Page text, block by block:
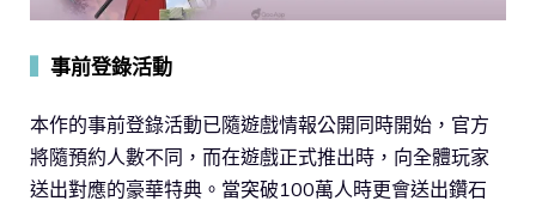
事前登錄活動
本作的事前登錄活動已隨遊戲情報公開同時開始，官方
將隨預約人數不同，而在遊戲正式推出時，向全體玩家
送出對應的豪華特典。當突破100萬人時更會送出鑽石